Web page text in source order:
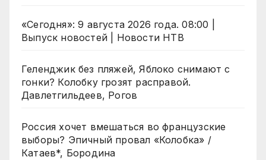
«Сегодня»: 9 августа 2026 года. 08:00 |
Выпуск новостей | Новости НТВ
Геленджик без пляжей, Яблоко снимают с
гонки? Колобку грозят расправой.
Давлетгильдеев, Рогов
Россия хочет вмешаться во французские
выборы? Эпичный провал «Колобка» /
Катаев*, Бородина